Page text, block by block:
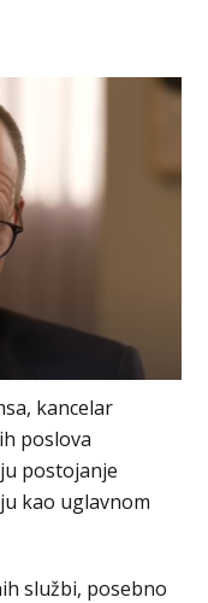
kancelar
poslova
postojanje
kao uglavnom
službi, posebno